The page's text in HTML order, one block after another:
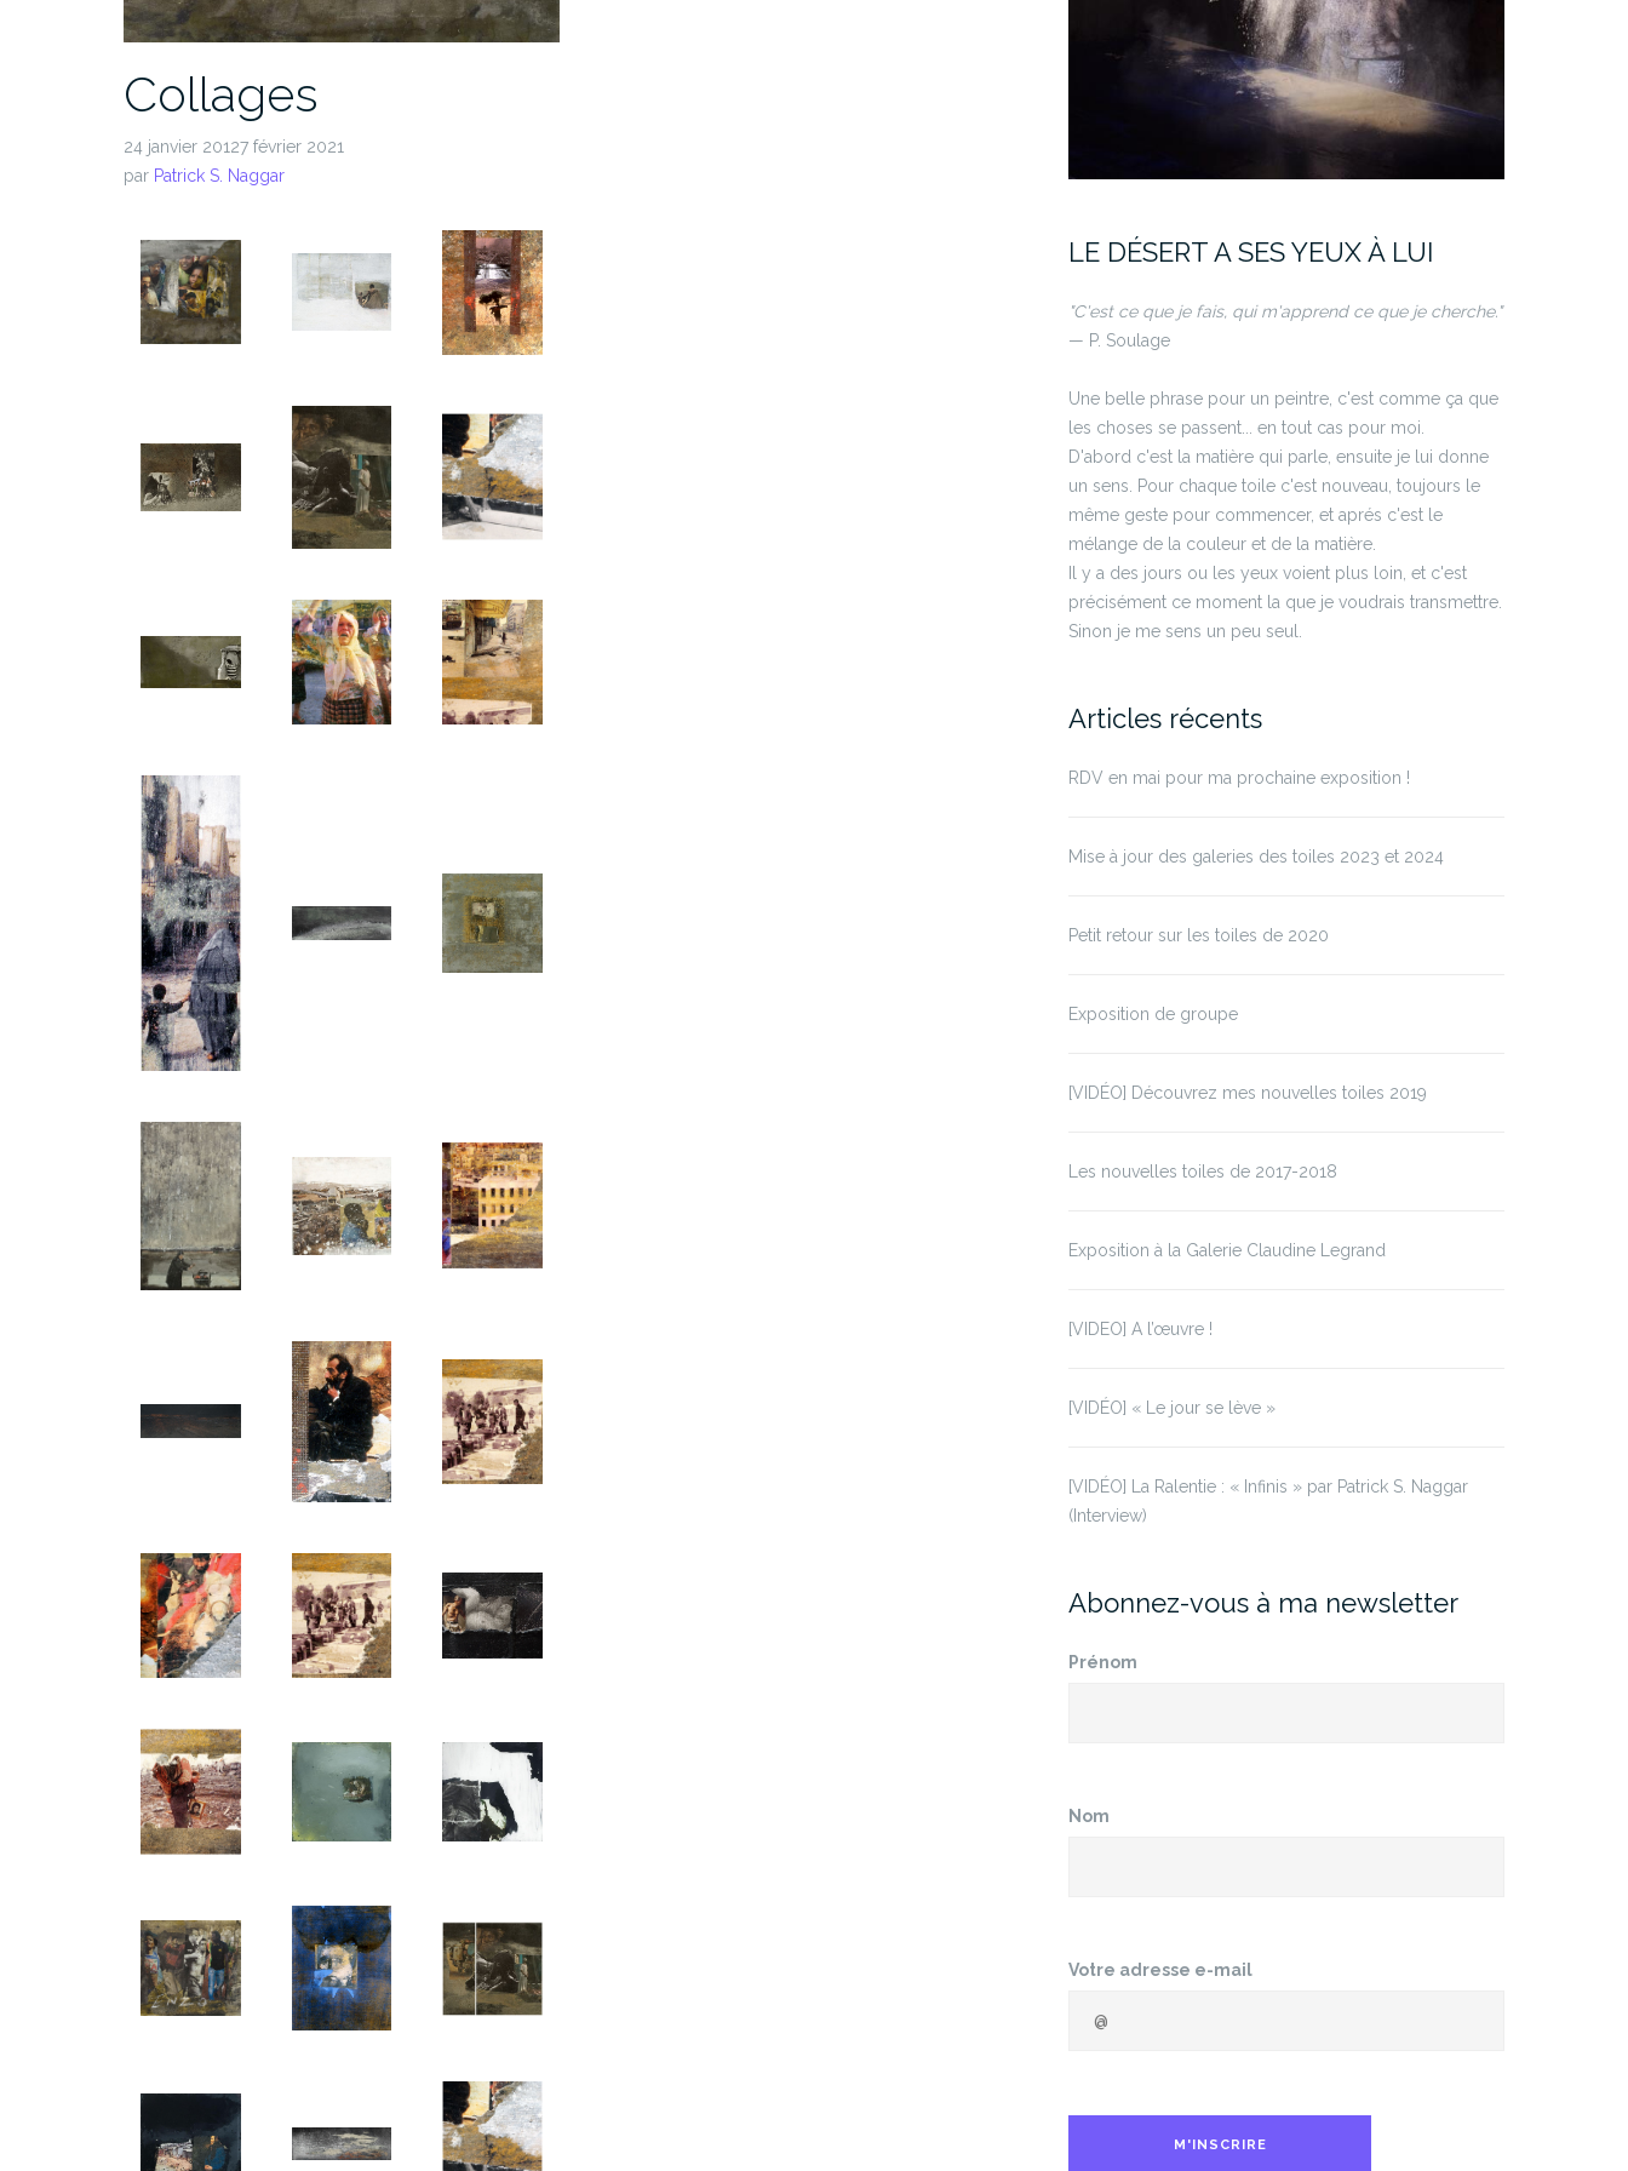
Collages
24 janvier 20127 février 2021
par Patrick S. Naggar
LE DÉSERT A SES YEUX À LUI
"C'est ce que je fais, qui m'apprend ce que je cherche."
— P. Soulage
Une belle phrase pour un peintre, c'est comme ça que
les choses se passent... en tout cas pour moi.
D'abord c'est la matière qui parle, ensuite je lui donne
un sens. Pour chaque toile c'est nouveau, toujours le
même geste pour commencer, et aprés c'est le
mélange de la couleur et de la matière.
Il y a des jours ou les yeux voient plus loin, et c'est
précisément ce moment la que je voudrais transmettre.
Sinon je me sens un peu seul.
Articles récents
RDV en mai pour ma prochaine exposition !
Mise à jour des galeries des toiles 2023 et 2024
Petit retour sur les toiles de 2020
Exposition de groupe
[VIDÉO] Découvrez mes nouvelles toiles 2019
Les nouvelles toiles de 2017-2018
Exposition à la Galerie Claudine Legrand
[VIDEO] A l’œuvre !
[VIDÉO] « Le jour se lève »
[VIDÉO] La Ralentie : « Infinis » par Patrick S. Naggar
(Interview)
Abonnez-vous à ma newsletter
Prénom
Nom
Votre adresse e-mail